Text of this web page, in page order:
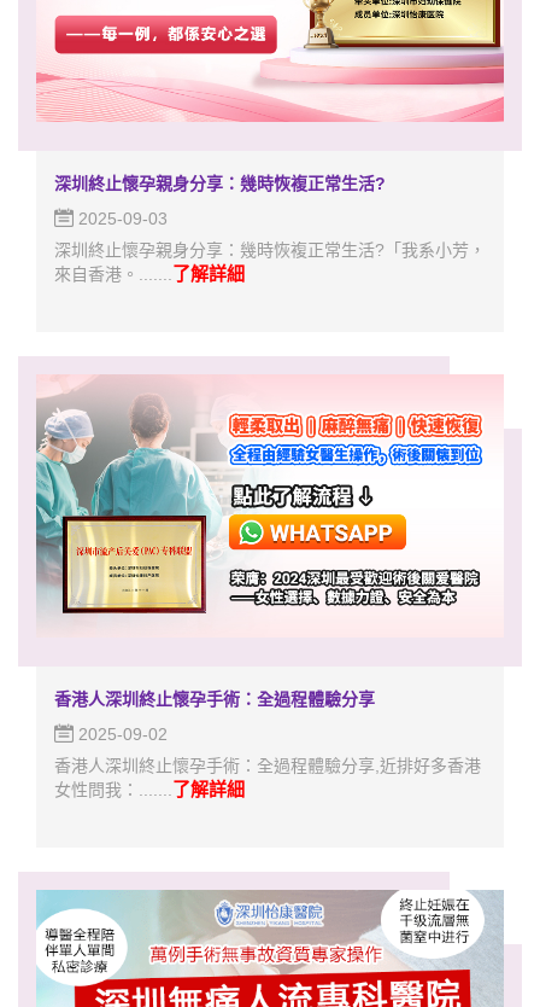
深圳終止懷孕親身分享：幾時恢複正常生活?
2025-09-03
深圳終止懷孕親身分享：幾時恢複正常生活?「我系小芳，
來自香港。.......了解詳細
香港人深圳終止懷孕手術：全過程體驗分享
2025-09-02
香港人深圳終止懷孕手術：全過程體驗分享,近排好多香港
女性問我：.......了解詳細